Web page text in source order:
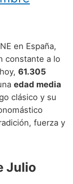
por N
por O
por P
por Q
por R
por T
en España,
constante a lo
61.305
edad media
clásico y su
fuerza y
Julio